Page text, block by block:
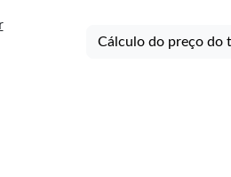
Cálculo do preço do